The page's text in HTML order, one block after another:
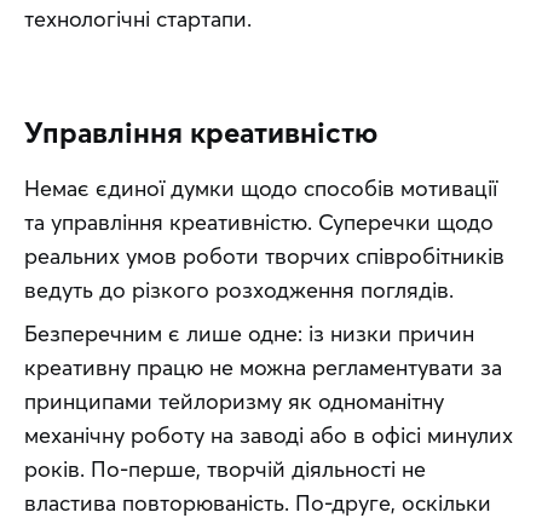
технологічні стартапи.
Управління креативністю
Немає єдиної думки щодо способів мотивації
та управління креативністю. Суперечки щодо
реальних умов роботи творчих співробітників
ведуть до різкого розходження поглядів.
Безперечним є лише одне: із низки причин
креативну працю не можна регламентувати за
принципами тейлоризму як одноманітну
механічну роботу на заводі або в офісі минулих
років. По-перше, творчій діяльності не
властива повторюваність. По-друге, оскільки